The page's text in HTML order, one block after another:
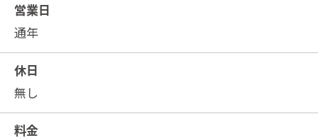
営業日
通年
休日
無し
料金